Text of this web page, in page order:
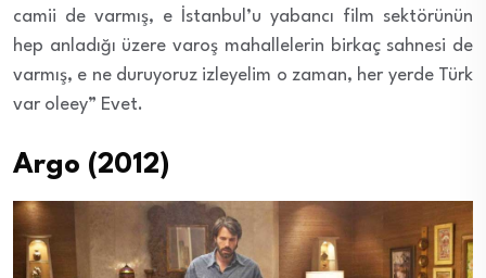
camii de varmış, e İstanbul’u yabancı film sektörünün
hep anladığı üzere varoş mahallelerin birkaç sahnesi de
varmış, e ne duruyoruz izleyelim o zaman, her yerde Türk
var oleey” Evet.
Argo (2012)